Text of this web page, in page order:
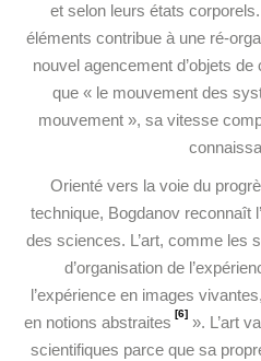
et selon leurs états
éléments contribue à une ré-
nouvel agencement d’objets
que « le mouvement des
mouvement », sa vitesse
Orienté vers la voie du
technique, Bogdanov reconnaît
des sciences. L’art, comme les
d’organisation de
l’expérience en images
en notions abstraites [6]». L’art
scientifiques parce que sa